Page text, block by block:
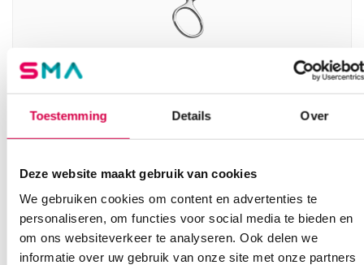
Toestemming Details Over
Deze website maakt gebruik van cookies
We gebruiken cookies om content en advertenties te
personaliseren, om functies voor social media te bieden en
om ons websiteverkeer te analyseren. Ook delen we
informatie over uw gebruik van onze site met onze partners
Mosquito arterieklem, 12cm, recht (1)
MEDIPHARCHEM
Direct leverbaar